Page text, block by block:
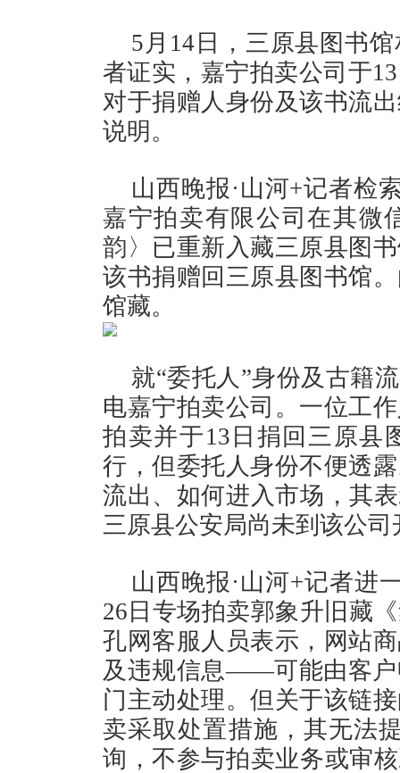
5月14日，三原县图书
者证实，嘉宁拍卖公司于
对于捐赠人身份及该书流
说明。
山西晚报·山河+记者检
嘉宁拍卖有限公司在其微
韵〉已重新入藏三原县图
该书捐赠回三原县图书馆
馆藏。
就“委托人”身份及古籍
电嘉宁拍卖公司。一位工
拍卖并于13日捐回三原县
行，但委托人身份不便透
流出、如何进入市场，其
三原县公安局尚未到该公司
山西晚报·山河+记者进
26日专场拍卖郭象升旧藏
孔网客服人员表示，网站
及违规信息——可能由客户
门主动处理。但关于该链
卖采取处置措施，其无法
询，不参与拍卖业务或审